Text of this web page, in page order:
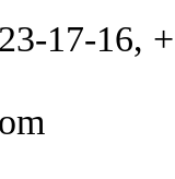
17-16,